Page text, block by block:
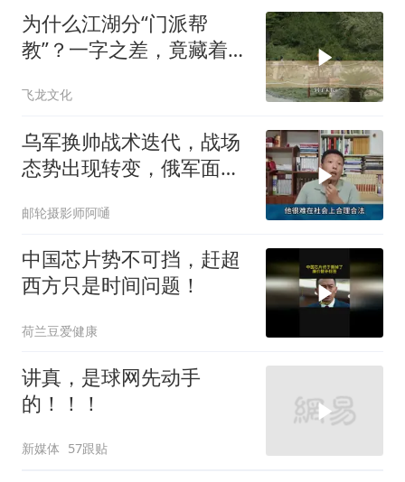
为什么江湖分“门派帮
教”？一字之差，竟藏着不
飞龙文化
乌军换帅战术迭代，战场
态势出现转变，俄军面临
邮轮摄影师阿嗵
中国芯片势不可挡，赶超
西方只是时间问题！
荷兰豆爱健康
讲真，是球网先动手
的！！！
新媒体 57跟贴